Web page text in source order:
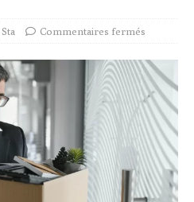
Commentaires fermés